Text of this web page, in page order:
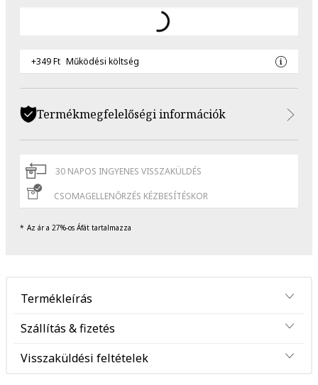
+349 Ft Működési költség
Termékmegfelelőségi információk
30 NAPOS INGYENES VISSZAKÜLDÉS
CSOMAGELLENŐRZÉS KÉZBESÍTÉSKOR
Az ár a 27%-os Áfát tartalmazza
Termékleírás
Szállítás & fizetés
Visszaküldési feltételek